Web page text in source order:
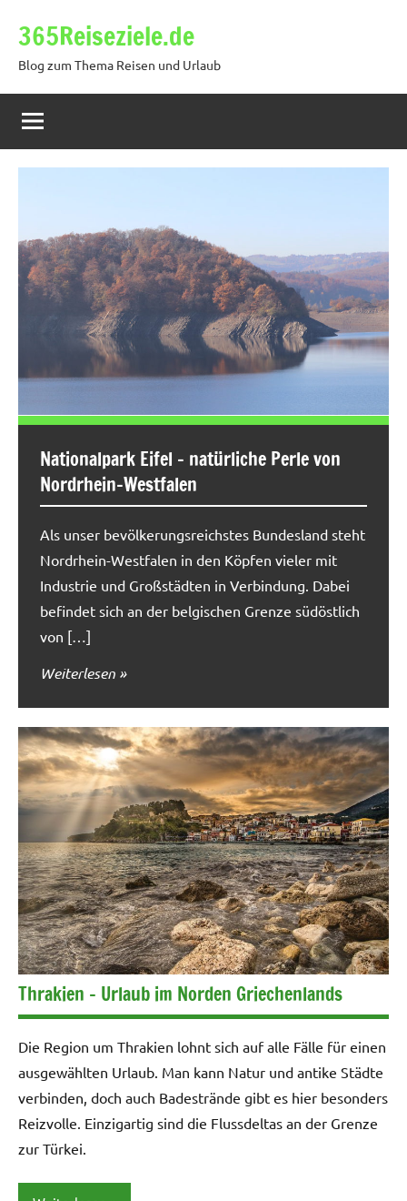
Inhalt
springen
365Reiseziele.de
Blog zum Thema Reisen und Urlaub
Nationalpark Eifel – natürliche Perle von
Nordrhein-Westfalen
Als unser bevölkerungsreichstes Bundesland steht
Nordrhein-Westfalen in den Köpfen vieler mit
Industrie und Großstädten in Verbindung. Dabei
befindet sich an der belgischen Grenze südöstlich
von […]
Weiterlesen
Thrakien – Urlaub im Norden Griechenlands
Die Region um Thrakien lohnt sich auf alle Fälle für einen
ausgewählten Urlaub. Man kann Natur und antike Städte
verbinden, doch auch Badestrände gibt es hier besonders
Reizvolle. Einzigartig sind die Flussdeltas an der Grenze
zur Türkei.